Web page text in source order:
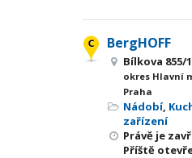
BergHOFF
Bílkova 855/
okres Hlavní
Praha
Nádobí,
zařízení
Právě je
Příště